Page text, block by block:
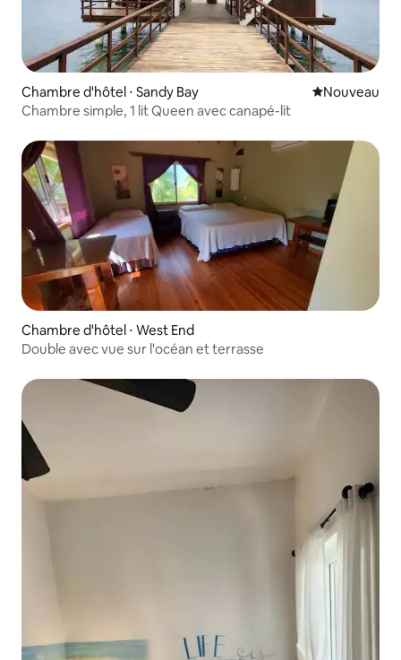
Chambre d'hôtel ⋅ Sandy Bay Nouvel
Nouveau
Chambre simple, 1 lit Queen avec canapé-lit
Chambre d'hôtel ⋅ West End
Double avec vue sur l'océan et terrasse